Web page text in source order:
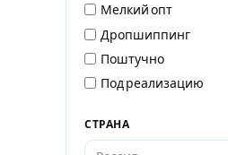
Мелкий опт
Дропшиппинг
Поштучно
Под реализацию
СТРАНА